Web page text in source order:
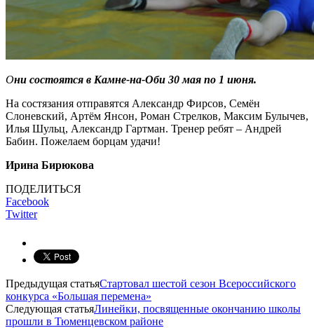
Они состоятся в Камне-на-Оби 30 мая по 1 июня.
На состязания отправятся Александр Фирсов, Семён
Слоневский, Артём Янсон, Роман Стрелков, Максим Булычев,
Илья Шульц, Александр Гартман. Тренер ребят – Андрей
Бабин. Пожелаем борцам удачи!
Ирина Бирюкова
ПОДЕЛИТЬСЯ
Facebook
Twitter
Предыдущая статьяСтартовал шестой сезон Всероссийского
конкурса «Большая перемена»
Следующая статьяЛинейки, посвященные окончанию школы
прошли в Тюменцевском районе